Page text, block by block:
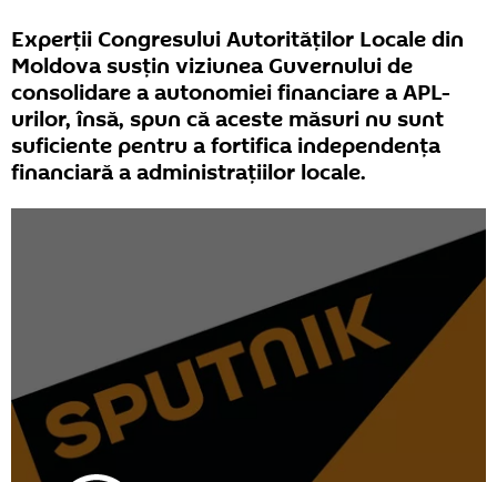
Experții Congresului Autorităților Locale din
Moldova susțin viziunea Guvernului de
consolidare a autonomiei financiare a APL-
urilor, însă, spun că aceste măsuri nu sunt
suficiente pentru a fortifica independența
financiară a administrațiilor locale.